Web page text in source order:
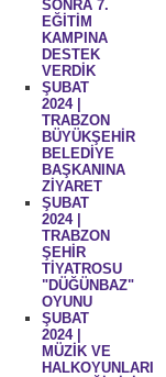
SONRA 7.
EĞİTİM
KAMPINA
DESTEK
VERDİK
ŞUBAT
2024 |
TRABZON
BÜYÜKŞEHİR
BELEDİYE
BAŞKANINA
ZİYARET
ŞUBAT
2024 |
TRABZON
ŞEHİR
TİYATROSU
"DÜĞÜNBAZ"
OYUNU
ŞUBAT
2024 |
MÜZİK VE
HALKOYUNLARI